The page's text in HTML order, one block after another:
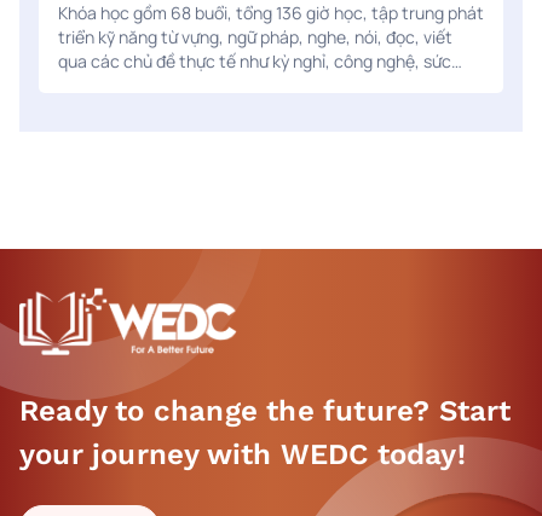
Khóa học gồm 68 buổi, tổng 136 giờ học, tập trung phát
triển kỹ năng từ vựng, ngữ pháp, nghe, nói, đọc, viết
qua các chủ đề thực tế như kỳ nghỉ, công nghệ, sức
Ready to change the future? Start
your journey with WEDC today!